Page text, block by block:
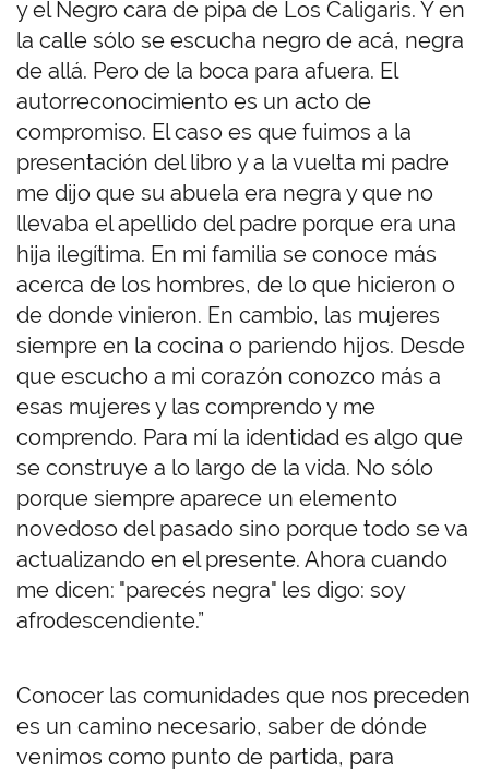
y el Negro cara de pipa de Los Caligaris. Y en
la calle sólo se escucha negro de acá, negra
de allá. Pero de la boca para afuera. El
autorreconocimiento es un acto de
compromiso. El caso es que fuimos a la
presentación del libro y a la vuelta mi padre
me dijo que su abuela era negra y que no
llevaba el apellido del padre porque era una
hija ilegítima. En mi familia se conoce más
acerca de los hombres, de lo que hicieron o
de donde vinieron. En cambio, las mujeres
siempre en la cocina o pariendo hijos. Desde
que escucho a mi corazón conozco más a
esas mujeres y las comprendo y me
comprendo. Para mí la identidad es algo que
se construye a lo largo de la vida. No sólo
porque siempre aparece un elemento
novedoso del pasado sino porque todo se va
actualizando en el presente. Ahora cuando
me dicen: "parecés negra" les digo: soy
afrodescendiente.”
Conocer las comunidades que nos preceden
es un camino necesario, saber de dónde
venimos como punto de partida, para